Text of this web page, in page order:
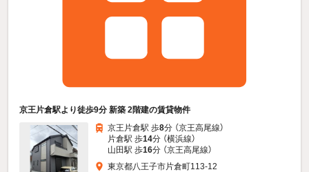
京王片倉駅より徒歩9分 新築 2階建の賃貸物件
京王片倉駅 歩8分 （京王高尾線）
片倉駅 歩14分 （横浜線）
山田駅 歩16分 （京王高尾線）
東京都八王子市片倉町113-12